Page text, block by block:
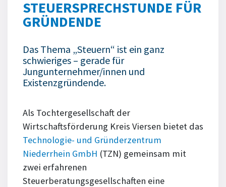
STEUERSPRECHSTUNDE FÜR
GRÜNDENDE
Das Thema „Steuern“ ist ein ganz
schwieriges – gerade für
Jungunternehmer/innen und
Existenzgründende.
Als Tochtergesellschaft der
Wirtschaftsförderung Kreis Viersen bietet das
Technologie- und Gründerzentrum
Niederrhein GmbH (TZN) gemeinsam mit
zwei erfahrenen
Steuerberatungsgesellschaften eine